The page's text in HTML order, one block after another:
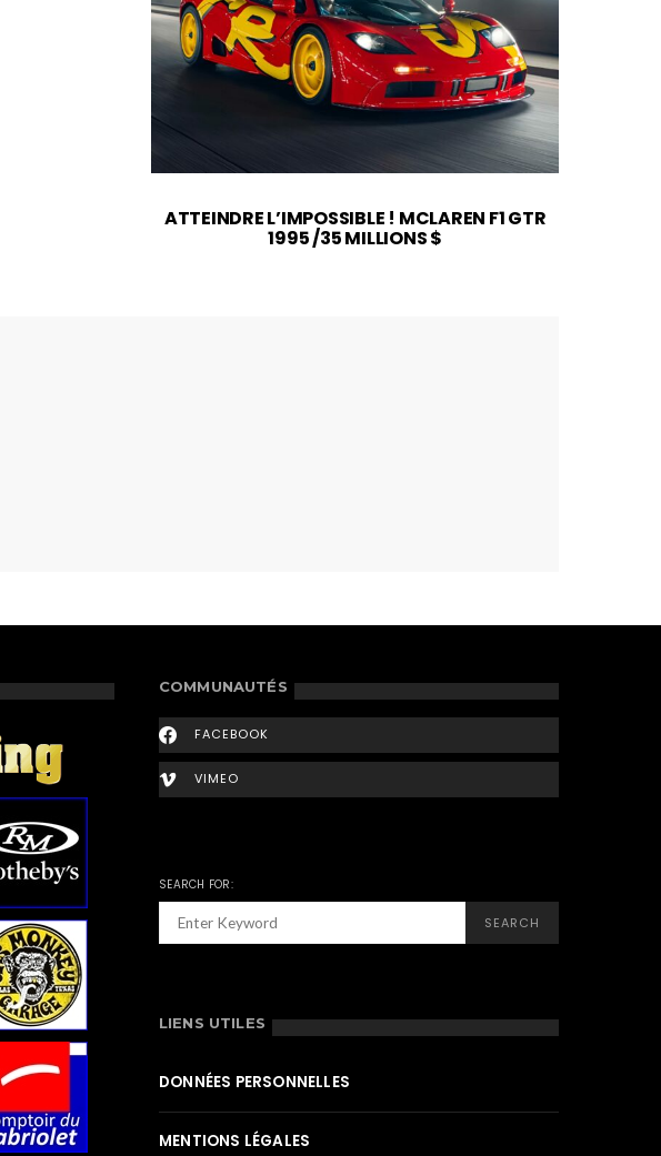
ATTEINDRE L’IMPOSSIBLE ! MCLAREN F1 GTR
1995 /35 MILLIONS $
COMMUNAUTÉS
FACEBOOK
VIMEO
SEARCH FOR:
SEARCH
LIENS UTILES
DONNÉES PERSONNELLES
MENTIONS LÉGALES